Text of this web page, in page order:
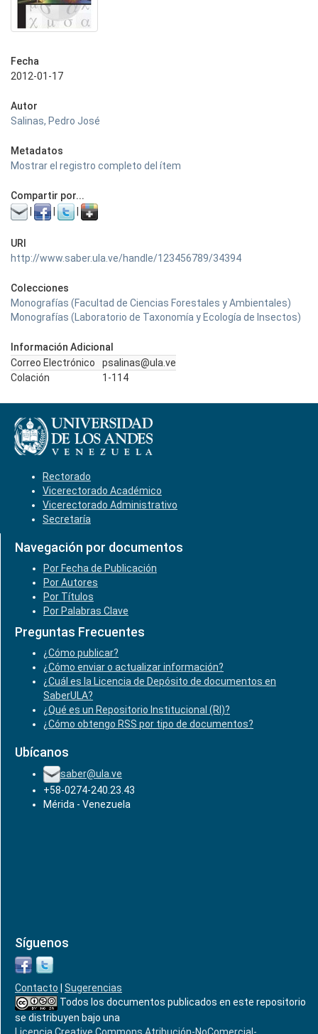
Fecha
2012-01-17
Autor
Salinas, Pedro José
Metadatos
Mostrar el registro completo del ítem
Compartir por...
URI
http://www.saber.ula.ve/handle/123456789/34394
Colecciones
Monografías (Facultad de Ciencias Forestales y Ambientales)
Monografías (Laboratorio de Taxonomía y Ecología de Insectos)
Información Adicional
Correo Electrónico
psalinas@ula.ve
Colación
1-114
Rectorado
Vicerectorado Académico
Vicerectorado Administrativo
Secretaría
Navegación por documentos
Por Fecha de Publicación
Por Autores
Por Títulos
Por Palabras Clave
Preguntas Frecuentes
¿Cómo publicar?
¿Cómo enviar o actualizar información?
¿Cuál es la Licencia de Depósito de documentos en
SaberULA?
¿Qué es un Repositorio Institucional (RI)?
¿Cómo obtengo RSS por tipo de documentos?
Ubícanos
saber@ula.ve
+58-0274-240.23.43
Mérida - Venezuela
Síguenos
Contacto
Sugerencias
Todos los documentos publicados en este repositorio
se distribuyen bajo una
Licencia Creative Commons Atribución-NoComercial-